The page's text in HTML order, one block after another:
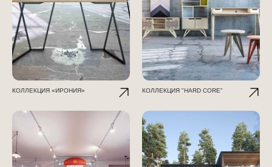
КОЛЛЕКЦИЯ «ИРОНИЯ» КОЛЛЕКЦИЯ "HARD CORE"